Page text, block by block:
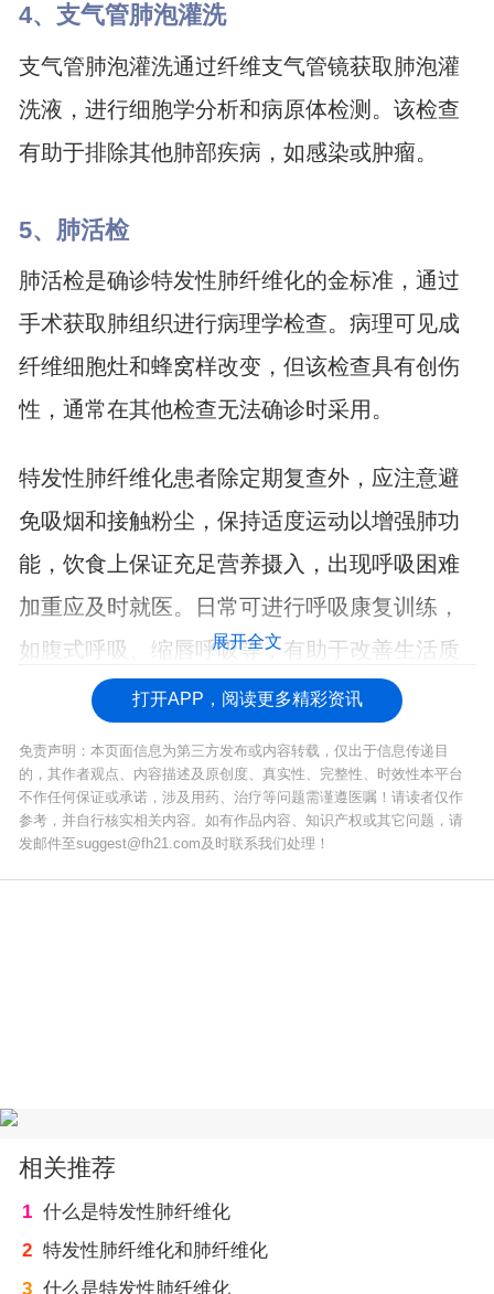
4、支气管肺泡灌洗
支气管肺泡灌洗通过纤维支气管镜获取肺泡灌
洗液，进行细胞学分析和病原体检测。该检查
有助于排除其他肺部疾病，如感染或肿瘤。
5、肺活检
肺活检是确诊特发性肺纤维化的金标准，通过
手术获取肺组织进行病理学检查。病理可见成
纤维细胞灶和蜂窝样改变，但该检查具有创伤
性，通常在其他检查无法确诊时采用。
特发性肺纤维化患者除定期复查外，应注意避
免吸烟和接触粉尘，保持适度运动以增强肺功
能，饮食上保证充足营养摄入，出现呼吸困难
加重应及时就医。日常可进行呼吸康复训练，
如腹式呼吸、缩唇呼吸等，有助于改善生活质
展开全文
打开APP，阅读更多精彩资讯
免责声明：本页面信息为第三方发布或内容转载，仅出于信息传递目
的，其作者观点、内容描述及原创度、真实性、完整性、时效性本平台
不作任何保证或承诺，涉及用药、治疗等问题需谨遵医嘱！请读者仅作
参考，并自行核实相关内容。如有作品内容、知识产权或其它问题，请
发邮件至suggest@fh21.com及时联系我们处理！
相关推荐
1 什么是特发性肺纤维化
2 特发性肺纤维化和肺纤维化
3 什么是特发性肺纤维化